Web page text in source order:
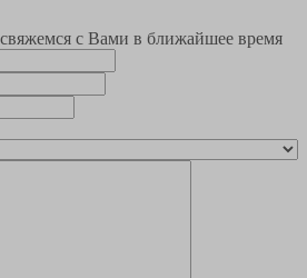
с Вами в ближайшее время